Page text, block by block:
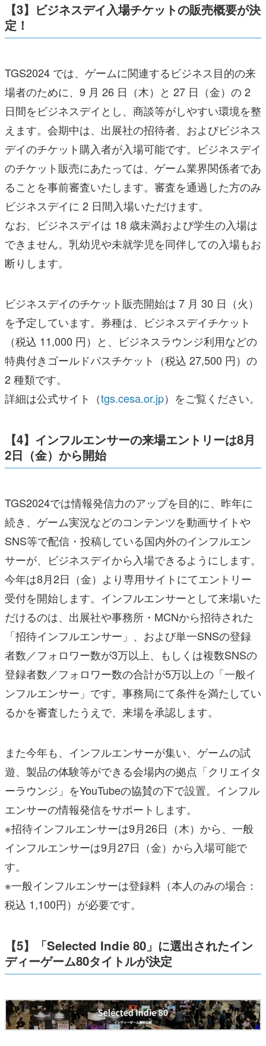
【3】ビジネスデイ入場チケットの販売概要が決
定！
TGS2024 では、ゲームに関連するビジネス目的の来
場者のために、9 月 26 日（木）と 27 日（金）の 2
日間をビジネスデイとし、商談等がしやすい環境を整
えます。会期中は、出展社の招待者、およびビジネス
デイのチケット購入者が入場可能です。ビジネスデイ
のチケット販売にあたっては、ゲーム業界関係者であ
ることを事前審査いたします。審査を通過した方のみ
ビジネスデイに 2 日間入場いただけます。
なお、ビジネスデイは 18 歳未満および学生の入場は
できません。乳幼児や未就学児を同伴しての入場もお
断りします。
ビジネスデイのチケット販売開始は 7 月 30 日（火）
を予定しています。券種は、ビジネスデイチケット
（税込 11,000 円）と、ビジネスラウンジ利用などの
特典付きゴールドパスチケット（税込 27,500 円）の
2 種類です。
詳細は公式サイト（tgs.cesa.or.jp）をご覧ください。
【4】インフルエンサーの来場エントリーは8月
2日（金）から開始
TGS2024では情報発信力のアップを目的に、昨年に
続き、ゲーム実況などのコンテンツを動画サイトや
SNS等で配信・投稿している国内外のインフルエン
サーが、ビジネスデイから入場できるようにします。
今年は8月2日（金）より専用サイトにてエントリー
受付を開始します。インフルエンサーとして来場いた
だけるのは、出展社や事務所・MCNから招待された
「招待インフルエンサー」、および単一SNSの登録
者数／フォロワー数が3万以上、もしくは複数SNSの
登録者数／フォロワー数の合計が5万以上の「一般イ
ンフルエンサー」です。事務局にて条件を満たしてい
るかを審査したうえで、来場を承認します。
また今年も、インフルエンサーが集い、ゲームの試
遊、製品の体験等ができる会場内の拠点「クリエイタ
ーラウンジ」をYouTubeの協賛の下で設置。インフル
エンサーの情報発信をサポートします。
※招待インフルエンサーは9月26日（木）から、一般
インフルエンサーは9月27日（金）から入場可能で
す。
※一般インフルエンサーは登録料（本人のみの場合：
税込 1,100円）が必要です。
【5】「Selected Indie 80」に選出されたイン
ディーゲーム80タイトルが決定